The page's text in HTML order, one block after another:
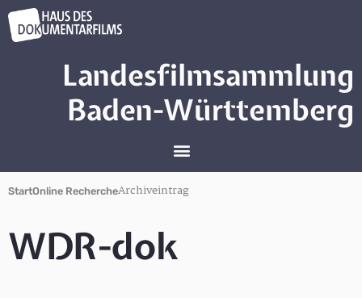
Landesfilmsammlung
Baden-Württemberg
StartOnline RechercheArchiveintrag
WDR-dok